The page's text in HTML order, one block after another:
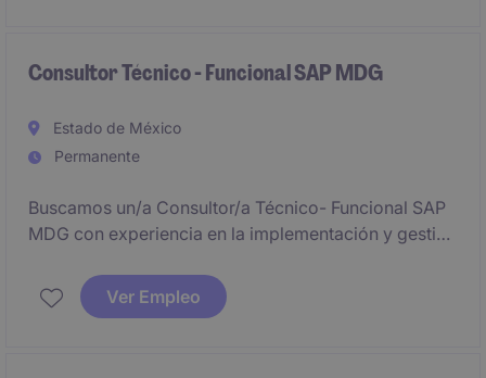
transformation initiatives, integration of SAP and
Consultor Técnico - Funcional SAP MDG
Estado de México
Permanente
Buscamos un/a Consultor/a Técnico- Funcional SAP
MDG con experiencia en la implementación y gestión
puesto es ideal para personas apasionadas por la
tecnología y la mejora continua en el sector de
Ver Empleo